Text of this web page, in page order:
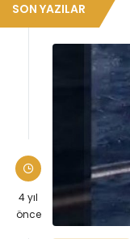
SON YAZILAR
4 yıl
önce